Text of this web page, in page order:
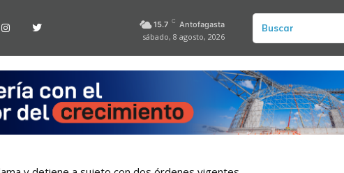
15.7 C Antofagasta
sábado, 8 agosto, 2026
Buscar